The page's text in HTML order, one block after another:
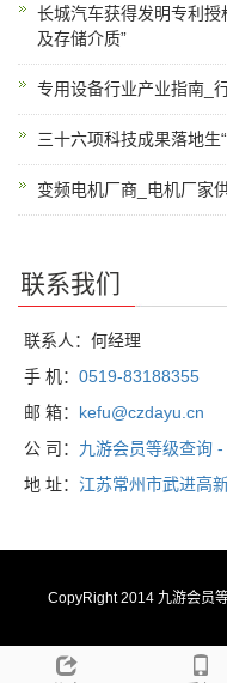
长城汽车获得发明专利授
及存储介质”
专用设备行业产业指南_
三十六项科技成果落地生
变频电机厂商_电机厂家
联系我们
联系人：何经理
手 机： 0519-83188355
邮 箱： kefu@czdayu.cn
公 司： 九游会员等级查询
地 址： 江苏常州市武进高
CopyRight 2014 九游会员